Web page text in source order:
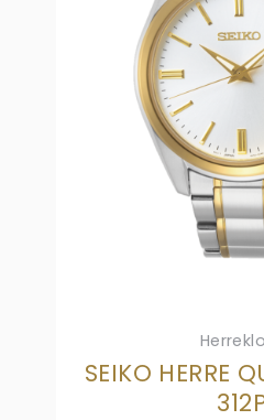
SEIKO HERRE